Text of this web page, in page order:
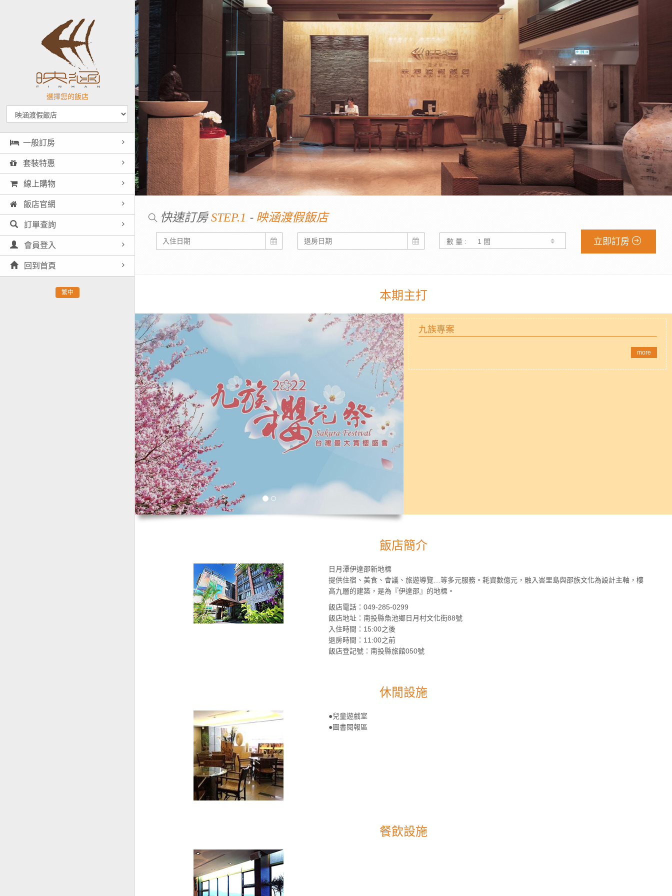
選擇您的飯店
一般訂房
套裝特惠
線上購物
飯店官網
訂單查詢
會員登入
回到首頁
繁中
快速訂房STEP.1 - 映涵渡假飯店
數 量 : 立即訂房
本期主打
九族專案
more
飯店簡介
日月潭伊達邵新地標
提供住宿、美食、會議、旅遊導覽…等多元服務。耗資數億元，融入峇里島與邵族文化為設計主軸，樓
高九層的建築，是為『伊達邵』的地標。
飯店電話：049-285-0299
飯店地址：南投縣魚池鄉日月村文化街88號
入住時間：15:00之後
退房時間：11:00之前
飯店登記號：南投縣旅館050號
休閒設施
●兒童遊戲室
●圖書閱報區
餐飲設施